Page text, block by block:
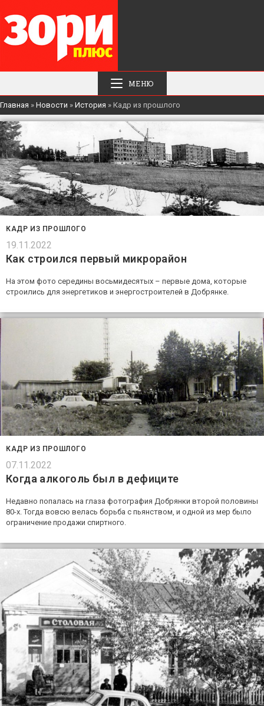
МЕНЮ
Главная » Новости » История » Кадр из прошлого
КАДР ИЗ ПРОШЛОГО
19.11.2022
Как строился первый микрорайон
На этом фото середины восьмидесятых – первые дома, которые
строились для энергетиков и энергостроителей в Добрянке.
КАДР ИЗ ПРОШЛОГО
07.11.2022
Когда алкоголь был в дефиците
Недавно попалась на глаза фотография Добрянки второй половины
80-х. Тогда вовсю велась борьба с пьянством, и одной из мер было
ограничение продажи спиртного.